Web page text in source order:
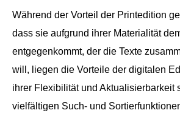
Während der Vorteil der Printedition
dass sie aufgrund ihrer Materialität
entgegenkommt, der die Texte
will, liegen die Vorteile der digitalen
ihrer Flexibilität und Aktualisierbarkeit
vielfältigen Such- und